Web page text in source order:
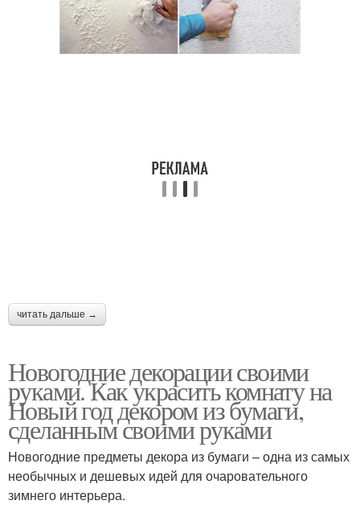
читать дальше →
Новогодние декорации своими
руками. Как украсить комнату на
Новый год декором из бумаги,
сделанным своими руками
Новогодние предметы декора из бумаги – одна из самых
необычных и дешевых идей для очаровательного
зимнего интерьера.